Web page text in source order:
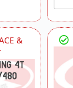
&